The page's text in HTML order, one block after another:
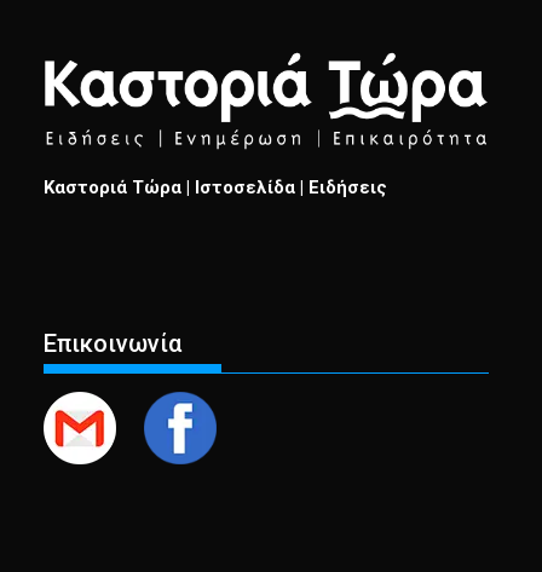
Καστοριά Τώρα | Ιστοσελίδα | Ειδήσεις
Επικοινωνία